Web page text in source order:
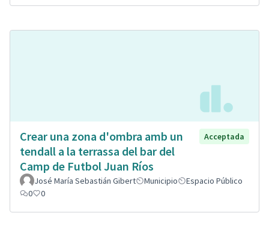
Crear una zona d'ombra amb un
tendall a la terrassa del bar del
Camp de Futbol Juan Ríos
Acceptada
José María Sebastián Gibert Municipio
Espacio Público
0
0